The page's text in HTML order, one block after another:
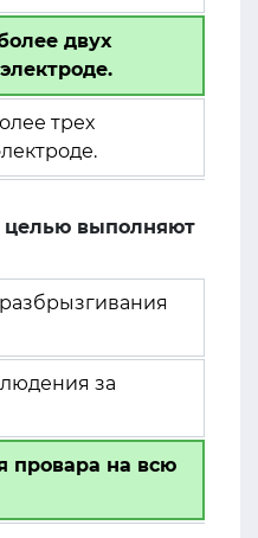
двух
трех
целью выполняют
за
провара на всю